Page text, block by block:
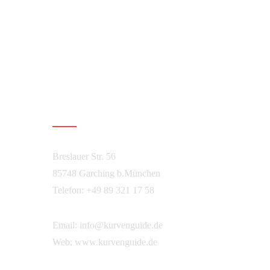
Breslauer Str. 56
85748 Garching b.München
Telefon: +49 89 321 17 58
Email: info@kurvenguide.de
Web: www.kurvenguide.de